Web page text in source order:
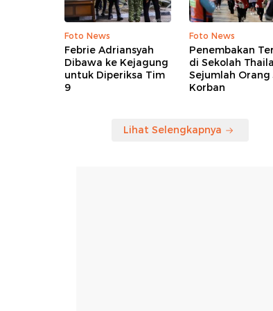
Foto News
Febrie Adriansyah
Dibawa ke Kejagung
untuk Diperiksa Tim
9
Foto News
Penembakan
di Sekolah
Sejumlah Orang
Korban
Lihat Selengkapnya